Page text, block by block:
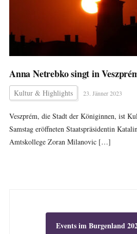
Anna Netrebko singt in
Kultur & Highlights 23. Jänner 2023
Veszprém, die Stadt der Königinnen, ist
Samstag eröffneten Staatspräsidentin
Amtskollege Zoran Milanovic […]
Events im Burgenland